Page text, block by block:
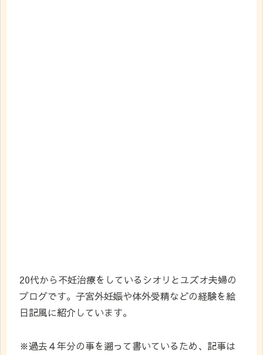
20代から不妊治療をしているシオリとユズオ夫婦の
ブログです。子宮外妊娠や体外受精などの経験を絵
日記風に紹介しています。
※過去４年分の事を遡って書いているため、記事は